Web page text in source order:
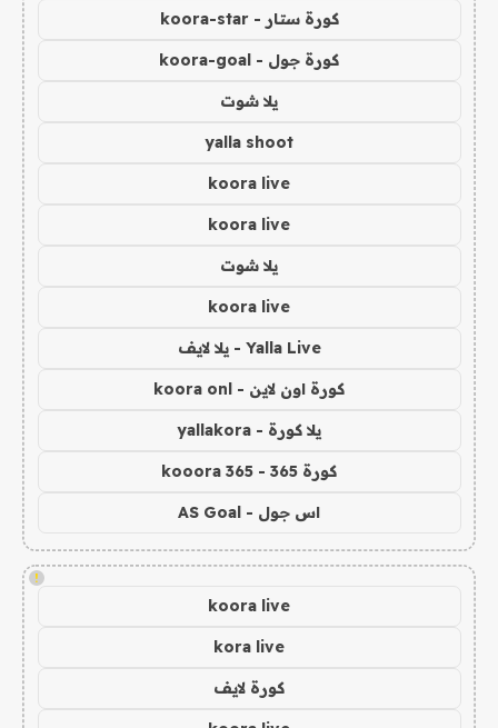
كورة ستار - koora-star
كورة جول - koora-goal
يلا شوت
yalla shoot
koora live
koora live
يلا شوت
koora live
Yalla Live - يلا لايف
كورة اون لاين - koora onl
يلا كورة - yallakora
كورة 365 - kooora 365
اس جول - AS Goal
!
koora live
kora live
كورة لايف